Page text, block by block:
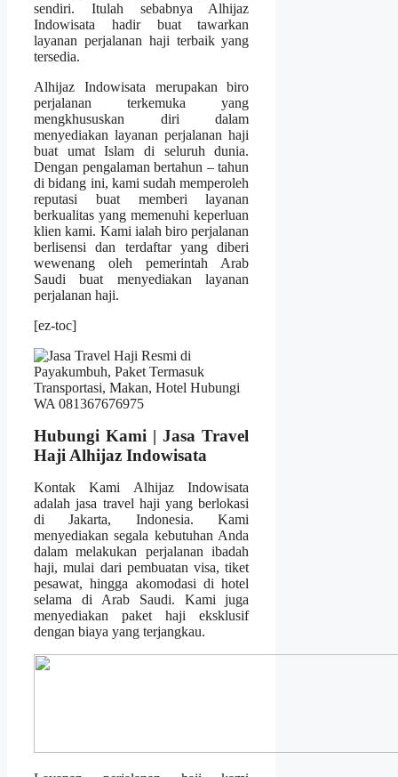
sendiri. Itulah sebabnya Alhijaz
Indowisata hadir buat tawarkan
layanan perjalanan haji terbaik yang
tersedia.
Alhijaz Indowisata merupakan biro
perjalanan terkemuka yang
mengkhususkan diri dalam
menyediakan layanan perjalanan haji
buat umat Islam di seluruh dunia.
Dengan pengalaman bertahun – tahun
di bidang ini, kami sudah memperoleh
reputasi buat memberi layanan
berkualitas yang memenuhi keperluan
klien kami. Kami ialah biro perjalanan
berlisensi dan terdaftar yang diberi
wewenang oleh pemerintah Arab
Saudi buat menyediakan layanan
perjalanan haji.
[ez-toc]
Hubungi Kami | Jasa Travel
Haji Alhijaz Indowisata
Kontak Kami Alhijaz Indowisata
adalah jasa travel haji yang berlokasi
di Jakarta, Indonesia. Kami
menyediakan segala kebutuhan Anda
dalam melakukan perjalanan ibadah
haji, mulai dari pembuatan visa, tiket
pesawat, hingga akomodasi di hotel
selama di Arab Saudi. Kami juga
menyediakan paket haji eksklusif
dengan biaya yang terjangkau.